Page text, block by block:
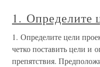
1. Определите
1. Определите цели
четко поставить цели и
препятствия.